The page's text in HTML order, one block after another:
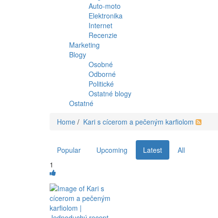
Auto-moto
Elektronika
Internet
Recenzie
Marketing
Blogy
Osobné
Odborné
Politické
Ostatné blogy
Ostatné
Home / Kari s cícerom a pečeným karfiolom
Popular Upcoming Latest
All
1